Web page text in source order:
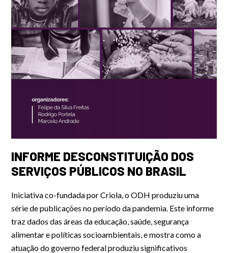
INFORME DESCONSTITUIÇÃO DOS
SERVIÇOS PÚBLICOS NO BRASIL
Iniciativa co-fundada por Criola, o ODH produziu uma
série de publicações no período da pandemia. Este informe
traz dados das áreas da educação, saúde, segurança
alimentar e políticas socioambientais, e mostra como a
atuação do governo federal produziu significativos